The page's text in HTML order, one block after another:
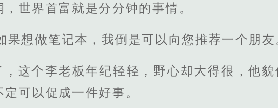
世界首富就是分分钟的事情。
果想做笔记本，我倒是可以向您推荐一个朋友
这个李老板年纪轻轻，野心却大得很，他貌
可以促成一件好事。